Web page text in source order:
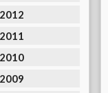
2012
2011
2010
2009